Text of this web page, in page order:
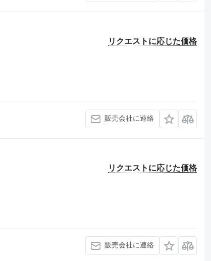
リクエストに応じた価格
販売会社に連絡
リクエストに応じた価格
販売会社に連絡